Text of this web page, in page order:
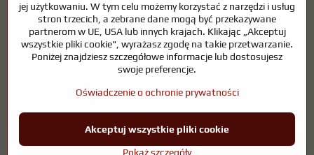
Konie wymagają wysokiej jakości sprzętu jeździeckiego,
odpowiedniego odżywiania i odpowiedzialnej opieki, aby być zdrowe,
silne i zadowolone. Niezależnie od tego, czy chodzi o sprzęt dla
jeźdźców, hodowców, czy miłośników natury, celem jest stworzenie
środowiska, które wspiera naturalną równowagę, bezpieczeństwo i
©2026Prawa autorskie
Preferencje dotyczące prywatności
Oświadczenie o ochronie prywatności
jej użytkowaniu. W tym celu możemy korzystać z narzędzi i usług
stron trzecich, a zebrane dane mogą być przekazywane
partnerom w UE, USA lub innych krajach. Klikając „Akceptuj
wszystkie pliki cookie", wyrażasz zgodę na takie przetwarzanie.
Poniżej znajdziesz szczegółowe informacje lub dostosujesz
swoje preferencje.
Oświadczenie o ochronie prywatności
Pokaż szczegóły
Akceptuj wszystkie pliki cookie